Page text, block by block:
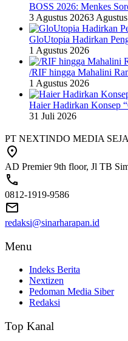
BOSS 2026: Menkes
3 Agustus 20263
GloUtopia Hadirkan
1 Agustus 2026
/RIF hingga Mahalini
1 Agustus 2026
Haier Hadirkan Konsep
31 Juli 2026
PT NEXTINDO MEDIA
AD Premier 9th floor, Jl TB
0812-1919-9586
redaksi@sinarharapan.id
Menu
Indeks Berita
Nextizen
Pedoman Media Siber
Redaksi
Top Kanal